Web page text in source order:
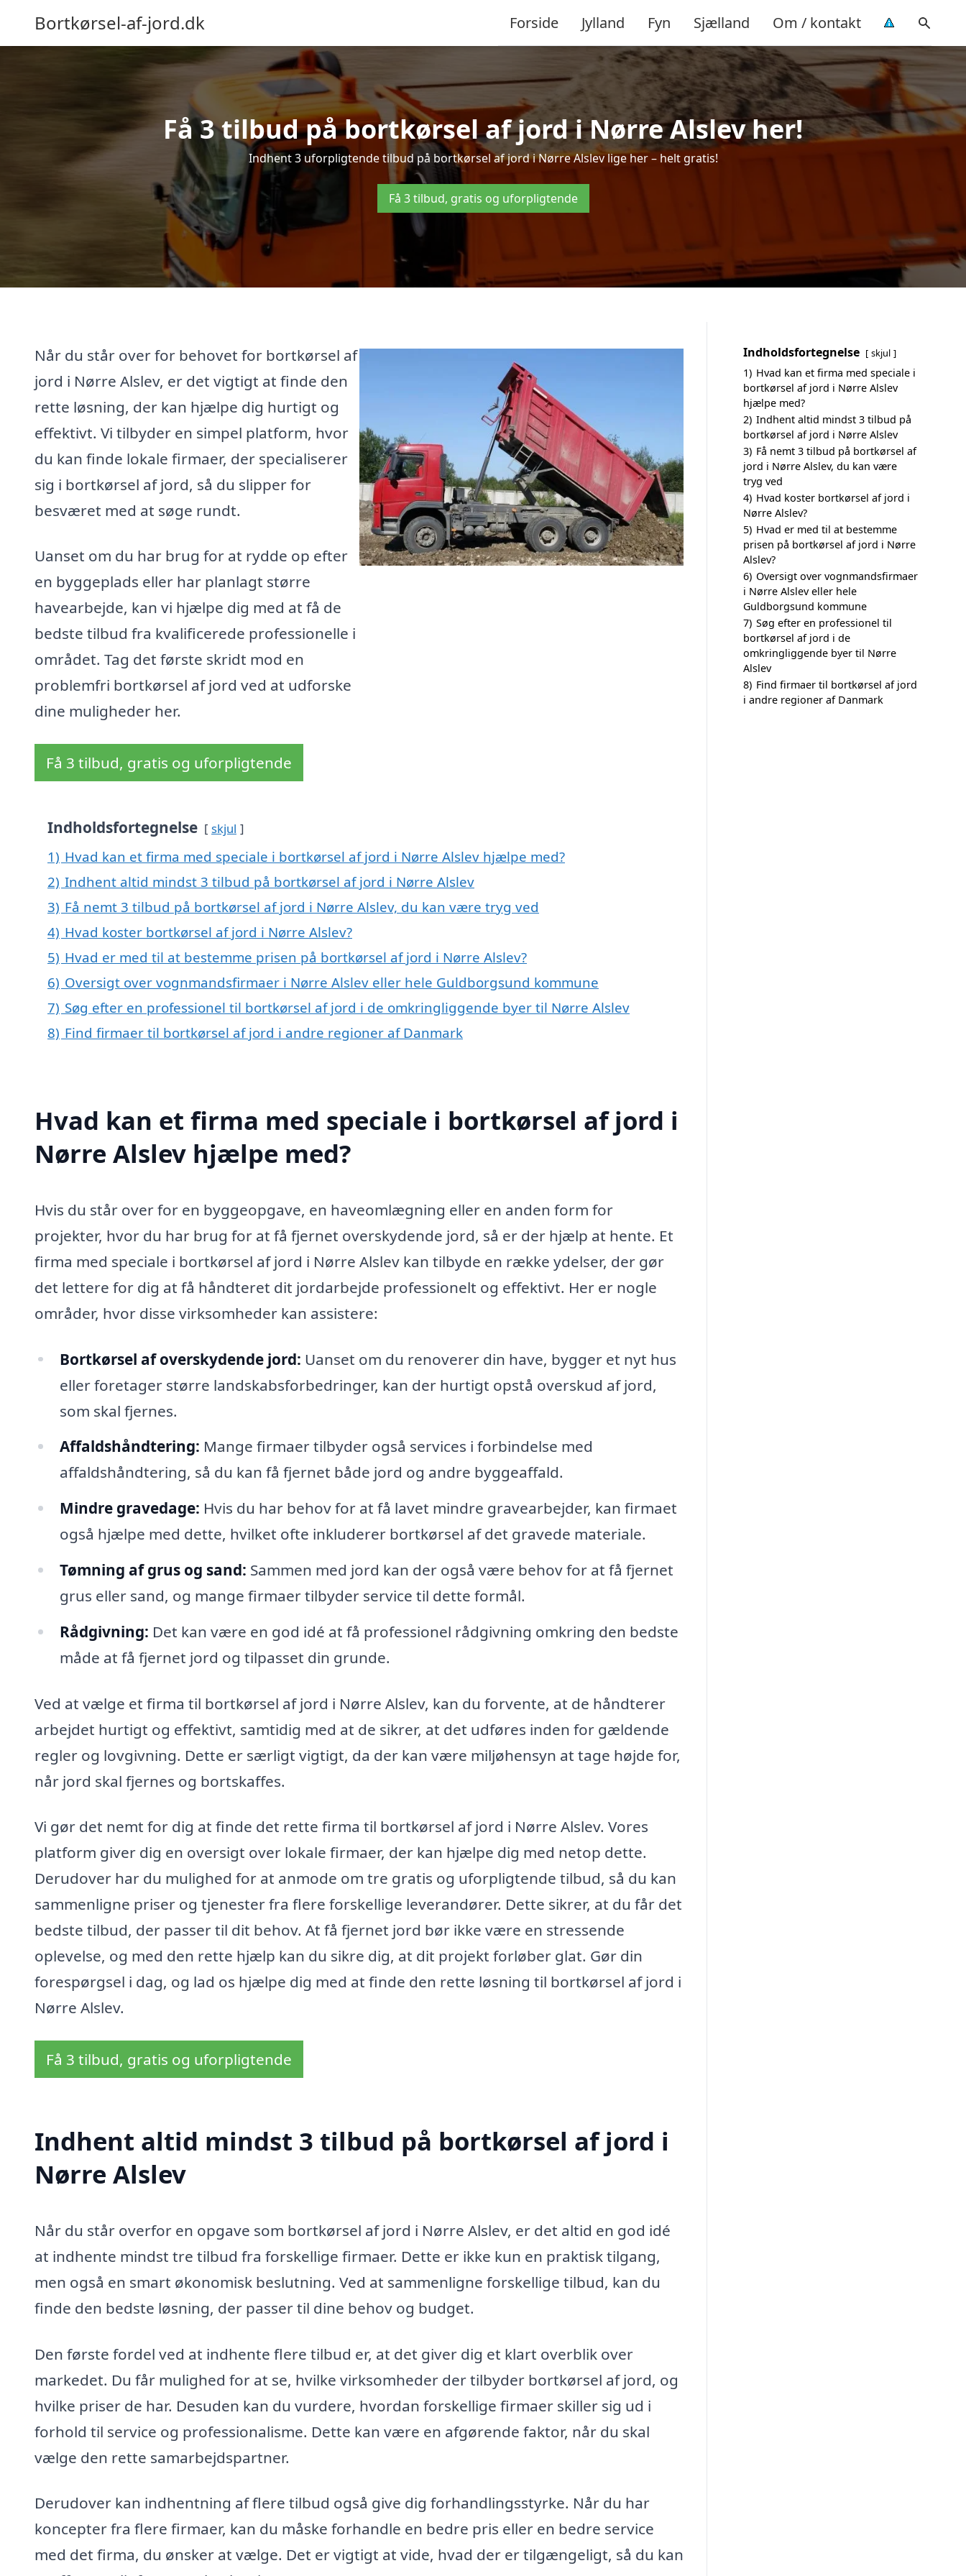
Bortkørsel-af-jord.dk Forside Jylland Fyn Sjælland Om / kontakt
Få 3 tilbud på bortkørsel af jord i Nørre Alslev her!
Indhent 3 uforpligtende tilbud på bortkørsel af jord i Nørre Alslev lige her – helt gratis!
Få 3 tilbud, gratis og uforpligtende
Når du står over for behovet for bortkørsel af
jord i Nørre Alslev, er det vigtigt at finde den
rette løsning, der kan hjælpe dig hurtigt og
effektivt. Vi tilbyder en simpel platform, hvor
du kan finde lokale firmaer, der specialiserer
sig i bortkørsel af jord, så du slipper for
besværet med at søge rundt.
Uanset om du har brug for at rydde op efter
en byggeplads eller har planlagt større
havearbejde, kan vi hjælpe dig med at få de
bedste tilbud fra kvalificerede professionelle i
området. Tag det første skridt mod en
problemfri bortkørsel af jord ved at udforske
dine muligheder her.
Få 3 tilbud, gratis og uforpligtende
Indholdsfortegnelse skjul
1) Hvad kan et firma med speciale i bortkørsel af jord i Nørre Alslev hjælpe med?
2) Indhent altid mindst 3 tilbud på bortkørsel af jord i Nørre Alslev
3) Få nemt 3 tilbud på bortkørsel af jord i Nørre Alslev, du kan være tryg ved
4) Hvad koster bortkørsel af jord i Nørre Alslev?
5) Hvad er med til at bestemme prisen på bortkørsel af jord i Nørre Alslev?
6) Oversigt over vognmandsfirmaer i Nørre Alslev eller hele Guldborgsund kommune
7) Søg efter en professionel til bortkørsel af jord i de omkringliggende byer til Nørre Alslev
8) Find firmaer til bortkørsel af jord i andre regioner af Danmark
Hvad kan et firma med speciale i bortkørsel af jord i
Nørre Alslev hjælpe med?
Hvis du står over for en byggeopgave, en haveomlægning eller en anden form for
projekter, hvor du har brug for at få fjernet overskydende jord, så er der hjælp at hente. Et
firma med speciale i bortkørsel af jord i Nørre Alslev kan tilbyde en række ydelser, der gør
det lettere for dig at få håndteret dit jordarbejde professionelt og effektivt. Her er nogle
områder, hvor disse virksomheder kan assistere:
Bortkørsel af overskydende jord: Uanset om du renoverer din have, bygger et nyt hus
eller foretager større landskabsforbedringer, kan der hurtigt opstå overskud af jord,
som skal fjernes.
Affaldshåndtering: Mange firmaer tilbyder også services i forbindelse med
affaldshåndtering, så du kan få fjernet både jord og andre byggeaffald.
Mindre gravedage: Hvis du har behov for at få lavet mindre gravearbejder, kan firmaet
også hjælpe med dette, hvilket ofte inkluderer bortkørsel af det gravede materiale.
Tømning af grus og sand: Sammen med jord kan der også være behov for at få fjernet
grus eller sand, og mange firmaer tilbyder service til dette formål.
Rådgivning: Det kan være en god idé at få professionel rådgivning omkring den bedste
måde at få fjernet jord og tilpasset din grunde.
Ved at vælge et firma til bortkørsel af jord i Nørre Alslev, kan du forvente, at de håndterer
arbejdet hurtigt og effektivt, samtidig med at de sikrer, at det udføres inden for gældende
regler og lovgivning. Dette er særligt vigtigt, da der kan være miljøhensyn at tage højde for,
når jord skal fjernes og bortskaffes.
Vi gør det nemt for dig at finde det rette firma til bortkørsel af jord i Nørre Alslev. Vores
platform giver dig en oversigt over lokale firmaer, der kan hjælpe dig med netop dette.
Derudover har du mulighed for at anmode om tre gratis og uforpligtende tilbud, så du kan
sammenligne priser og tjenester fra flere forskellige leverandører. Dette sikrer, at du får det
bedste tilbud, der passer til dit behov. At få fjernet jord bør ikke være en stressende
oplevelse, og med den rette hjælp kan du sikre dig, at dit projekt forløber glat. Gør din
forespørgsel i dag, og lad os hjælpe dig med at finde den rette løsning til bortkørsel af jord i
Nørre Alslev.
Få 3 tilbud, gratis og uforpligtende
Indhent altid mindst 3 tilbud på bortkørsel af jord i
Nørre Alslev
Når du står overfor en opgave som bortkørsel af jord i Nørre Alslev, er det altid en god idé
at indhente mindst tre tilbud fra forskellige firmaer. Dette er ikke kun en praktisk tilgang,
men også en smart økonomisk beslutning. Ved at sammenligne forskellige tilbud, kan du
finde den bedste løsning, der passer til dine behov og budget.
Den første fordel ved at indhente flere tilbud er, at det giver dig et klart overblik over
markedet. Du får mulighed for at se, hvilke virksomheder der tilbyder bortkørsel af jord, og
hvilke priser de har. Desuden kan du vurdere, hvordan forskellige firmaer skiller sig ud i
forhold til service og professionalisme. Dette kan være en afgørende faktor, når du skal
vælge den rette samarbejdspartner.
Derudover kan indhentning af flere tilbud også give dig forhandlingsstyrke. Når du har
koncepter fra flere firmaer, kan du måske forhandle en bedre pris eller en bedre service
med det firma, du ønsker at vælge. Det er vigtigt at vide, hvad der er tilgængeligt, så du kan
Indholdsfortegnelse skjul
1) Hvad kan et firma med speciale i
bortkørsel af jord i Nørre Alslev
hjælpe med?
2) Indhent altid mindst 3 tilbud på
bortkørsel af jord i Nørre Alslev
3) Få nemt 3 tilbud på bortkørsel af
jord i Nørre Alslev, du kan være
tryg ved
4) Hvad koster bortkørsel af jord i
Nørre Alslev?
5) Hvad er med til at bestemme
prisen på bortkørsel af jord i Nørre
Alslev?
6) Oversigt over vognmandsfirmaer
i Nørre Alslev eller hele
Guldborgsund kommune
7) Søg efter en professionel til
bortkørsel af jord i de
omkringliggende byer til Nørre
Alslev
8) Find firmaer til bortkørsel af jord
i andre regioner af Danmark